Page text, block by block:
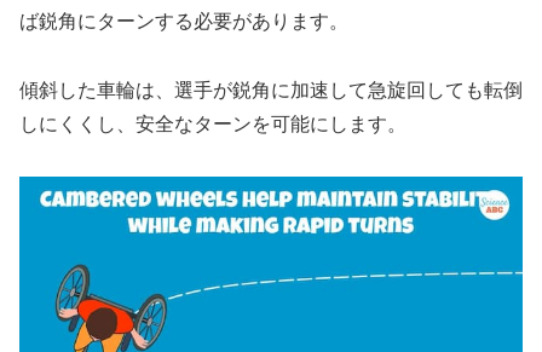
ば鋭角にターンする必要があります。
傾斜した車輪は、選手が鋭角に加速して急旋回しても転倒
しにくくし、安全なターンを可能にします。